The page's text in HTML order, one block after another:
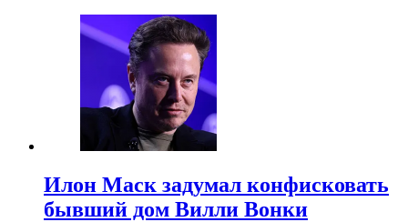
Илон Маск задумал конфисковать
бывший дом Вилли Вонки